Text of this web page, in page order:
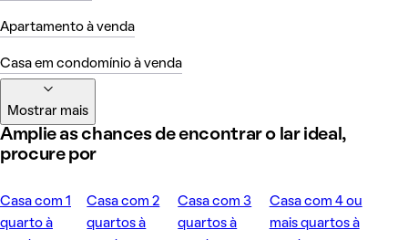
Apartamento à venda
Casa em condomínio à venda
Mostrar mais
Amplie as chances de encontrar o lar ideal,
procure por
Casa com 1
quarto à
Casa com 2
quartos à
Casa com 3
quartos à
Casa com 4 ou
mais quartos à